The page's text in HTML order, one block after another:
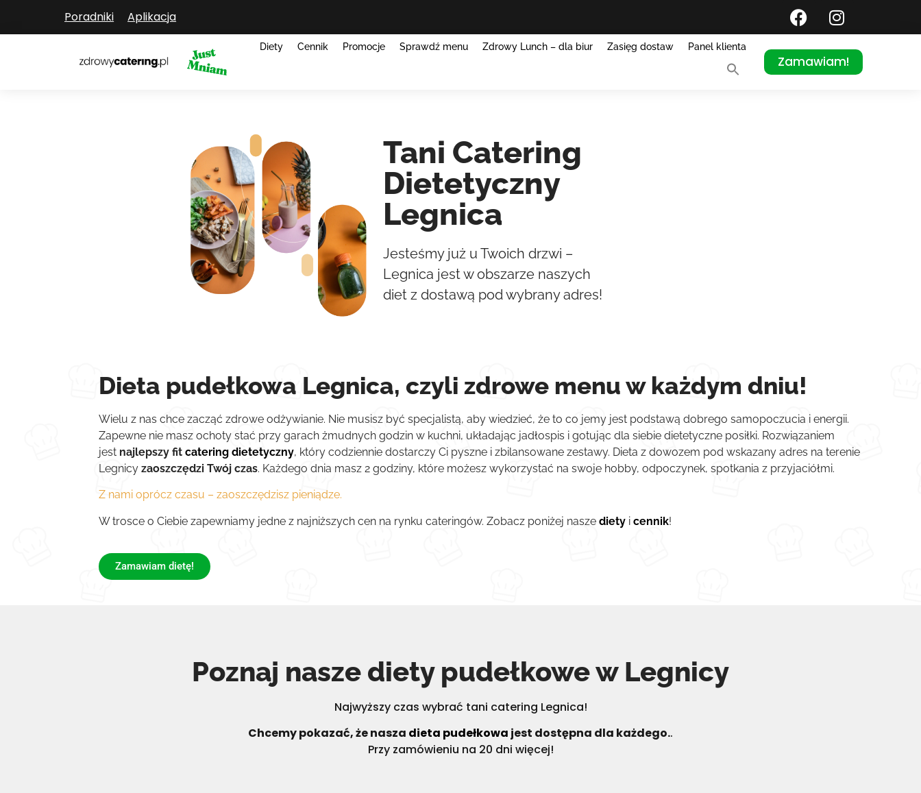
Poradniki Aplikacja
Diety Cennik Promocje Sprawdź menu Zdrowy Lunch – dla biur Zasięg dostaw Panel klienta
Zamawiam!
Tani Catering
Dietetyczny
Legnica
Jesteśmy już u Twoich drzwi –
Legnica jest w obszarze naszych
diet z dostawą pod wybrany adres!
Dieta pudełkowa Legnica, czyli zdrowe menu w każdym dniu!
Wielu z nas chce zacząć zdrowe odżywianie. Nie musisz być specjalistą, aby wiedzieć, że to co jemy jest podstawą dobrego samopoczucia i energii.
Zapewne nie masz ochoty stać przy garach żmudnych godzin w kuchni, układając jadłospis i gotując dla siebie dietetyczne posiłki. Rozwiązaniem
jest najlepszy fitcatering dietetyczny, który codziennie dostarczy Ci pyszne i zbilansowane zestawy. Dieta z dowozem pod wskazany adres na terenie
Legnicyzaoszczędzi Twój czas. Każdego dnia masz 2 godziny, które możesz wykorzystać na swoje hobby, odpoczynek, spotkania z przyjaciółmi.
Z nami oprócz czasu – zaoszczędzisz pieniądze.
W trosce o Ciebie zapewniamy jedne z najniższych cen na rynku cateringów. Zobacz poniżej naszediety icennik!
Zamawiam dietę!
Poznaj nasze diety pudełkowe​ w Legnicy
Najwyższy czas wybrać tani catering Legnica!
Chcemy pokazać, że nasza dieta pudełkowa jest dostępna dla każdego..
Przy zamówieniu na 20 dni więcej!